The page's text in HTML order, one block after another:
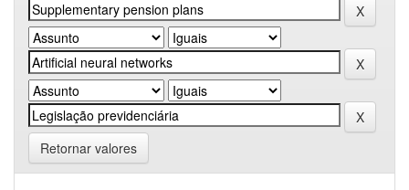
Retornar valores